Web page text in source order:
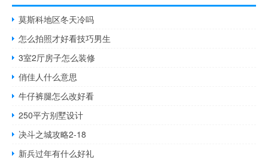
莫斯科地区冬天冷吗
怎么拍照才好看技巧男生
3室2厅房子怎么装修
俏佳人什么意思
牛仔裤腿怎么改好看
250平方别墅设计
决斗之城攻略2-18
新兵过年有什么好礼